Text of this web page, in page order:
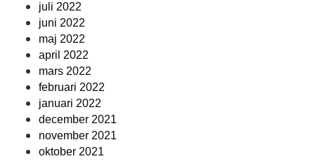
juli 2022
juni 2022
maj 2022
april 2022
mars 2022
februari 2022
januari 2022
december 2021
november 2021
oktober 2021